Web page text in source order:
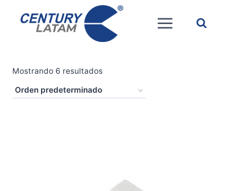
contenido
Mostrando 6 resultados